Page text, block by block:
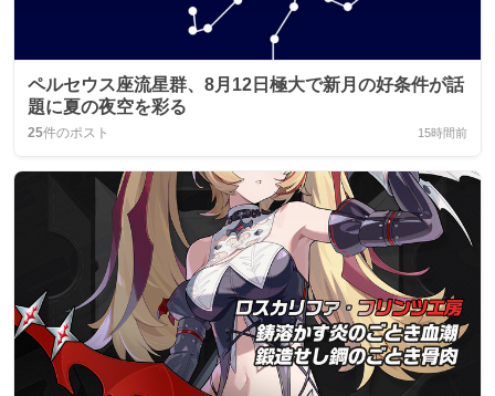
ペルセウス座流星群、8月12日極大で新月の好条件が話
題に夏の夜空を彩る
25件のポスト 15時間前